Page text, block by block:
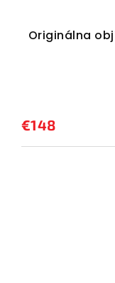
Originálna
€148